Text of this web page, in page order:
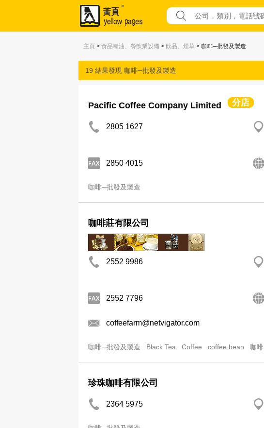
主頁 > 食品糧油、餐飲業設備 > 飲品、煙草 > 咖啡─批發及製造
19 結果發現 咖啡─批發及製造
Pacific Coffee Company Limited 分店
2805 1627
2850 4015
咖啡─批發及製造
咖啡莊有限公司
2552 9986
2552 7796
coffeefarm@netvigator.com
咖啡─批發及製造 Black Tea Coffee coffee bean 咖啡
珍珠咖啡有限公司
2364 5975